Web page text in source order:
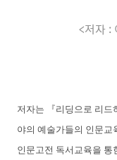
<저자 :
저자는 『리딩으로 리드
야의 예술가들의 인문교
인문고전 독서교육을 통